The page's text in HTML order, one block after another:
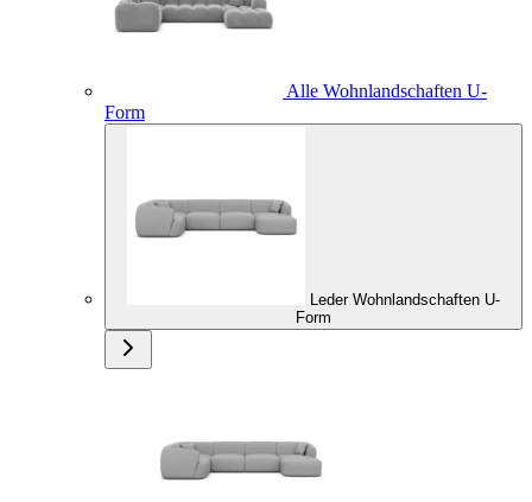
Alle Wohnlandschaften U-
Form
Leder Wohnlandschaften U-
Form